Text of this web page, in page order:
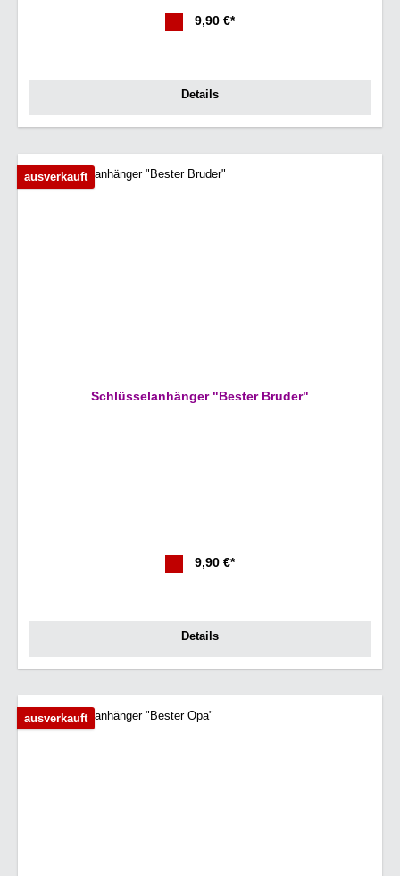
9,90 €*
Details
ausverkauft
Schlüsselanhänger "Bester Bruder"
9,90 €*
Details
ausverkauft